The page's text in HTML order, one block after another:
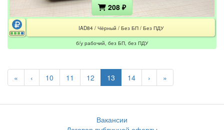
208 ₽
IAD84 / Чёрный / Без БП / Без ПДУ
б/у рабочий, без БП, без ПДУ
« ‹ 10 11 12 13 14 › »
Вакансии